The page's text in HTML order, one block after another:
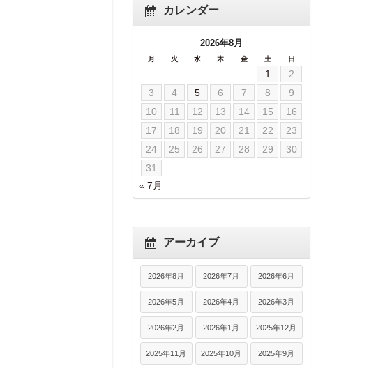
カレンダー
2026年8月
月 火 水 木 金 土 日
1
2
3
4 5 6 7 8
9
10
11 12 13 14 15
16
17
18 19 20 21 22
23
24
25 26 27 28 29
30
31
« 7月
アーカイブ
2026年8月 2026年7月 2026年6月
2026年5月 2026年4月 2026年3月
2026年2月 2026年1月 2025年12月
2025年11月 2025年10月 2025年9月